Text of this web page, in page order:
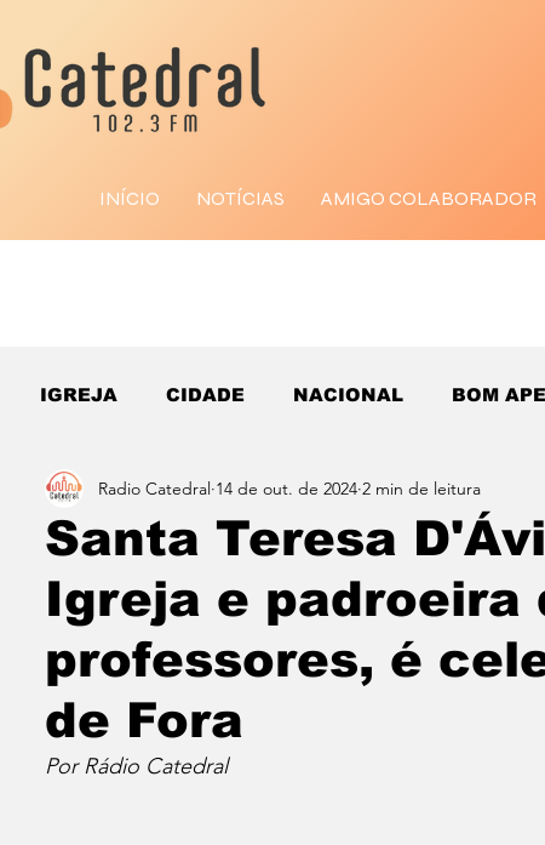
INÍCIO NOTÍCIAS AMIGO COLABORADOR
IGREJA CIDADE NACIONAL BOM
Santa Teresa
Igreja e padroeira
professores, é
de Fora
Radio Catedral 14 de out. de 2024 2 min de leitura
Por Rádio Catedral